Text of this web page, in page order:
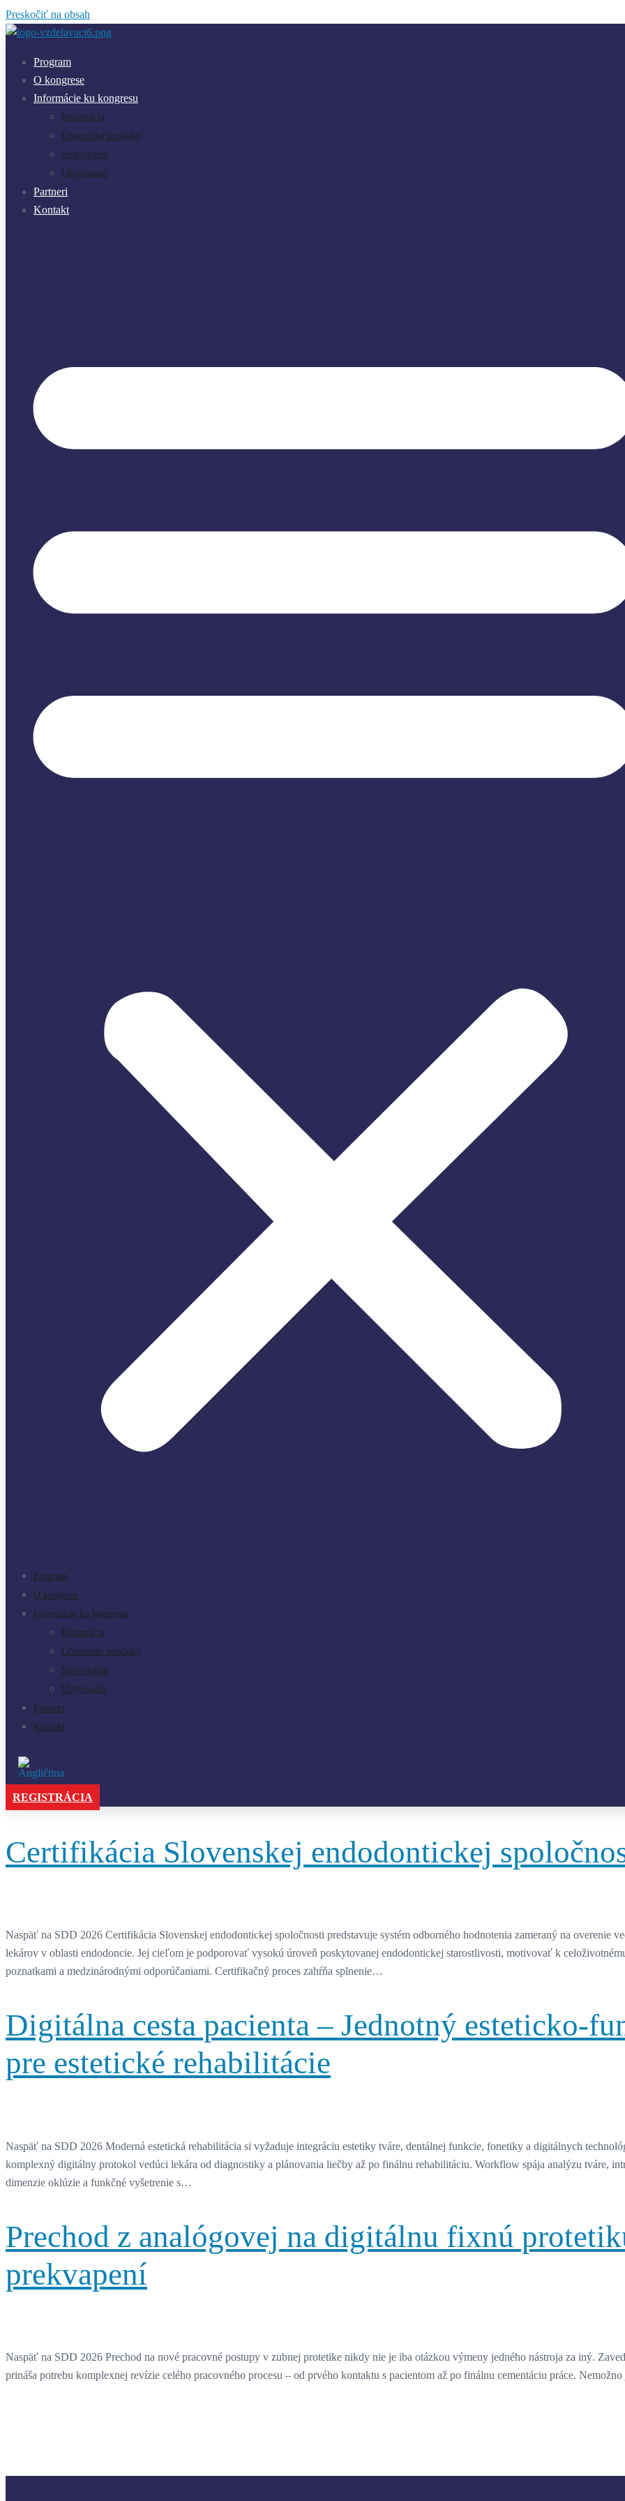
Preskočiť na obsah
Program
O kongrese
Informácie ku kongresu
Registrácia
Účastnícke poplatky
Stravovanie
Ubytovanie
Partneri
Kontakt
Program
O kongrese
Informácie ku kongresu
Registrácia
Účastnícke poplatky
Stravovanie
Ubytovanie
Partneri
Kontakt
REGISTRÁCIA
Certifikácia Slovenskej endodontickej
Naspäť na SDD 2026 Certifikácia Slovenskej endodontickej spoločnosti predstavuje systém odborného hodnotenia zameraný na overenie
lekárov v oblasti endodoncie. Jej cieľom je podporovať vysokú úroveň poskytovanej endodontickej starostlivosti, motivovať k
poznatkami a medzinárodnými odporúčaniami. Certifikačný proces zahŕňa splnenie…
Digitálna cesta pacienta – Jednotný esteticko-
pre estetické rehabilitácie
Naspäť na SDD 2026 Moderná estetická rehabilitácia si vyžaduje integráciu estetiky tváre, dentálnej funkcie, fonetiky a digitálnych
komplexný digitálny protokol vedúci lekára od diagnostiky a plánovania liečby až po finálnu rehabilitáciu. Workflow spája analýzu tváre,
dimenzie oklúzie a funkčné vyšetrenie s…
Prechod z analógovej na digitálnu fixnú
prekvapení
Naspäť na SDD 2026 Prechod na nové pracovné postupy v zubnej protetike nikdy nie je iba otázkou výmeny jedného nástroja za iný.
prináša potrebu komplexnej revízie celého pracovného procesu – od prvého kontaktu s pacientom až po finálnu cementáciu práce.